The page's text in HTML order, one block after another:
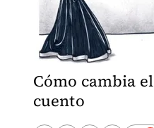
Cómo cambia el
cuento